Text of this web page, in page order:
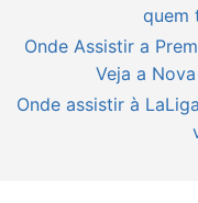
quem
Onde Assistir a
Veja a
Onde assistir à